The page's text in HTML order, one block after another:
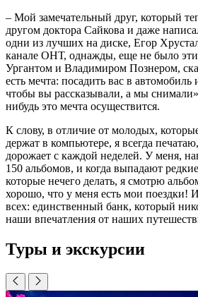
– Мой замечательный друг, который
другом доктора Сайкова и даже
одни из лучших на диске, Егор
канале ОНТ, однажды, еще не было
Ургантом и Владимиром Познером,
есть мечта: посадить вас в
чтобы вы рассказывали, а мы
нибудь это мечта осуществится.
К слову, в отличие от молодых,
держат в компьютере, я всегда
дорожает с каждой неделей. У меня,
150 альбомов, и когда выпадают
которые нечего делать, я смотрю
хорошо, что у меня есть мои поездки!
всех: единственный банк, который
наши впечатления от наших
Туры и экскурсии